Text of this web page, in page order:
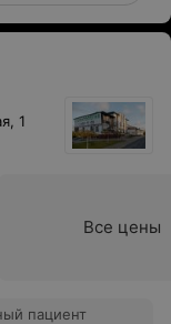
1
Все цены
пациент